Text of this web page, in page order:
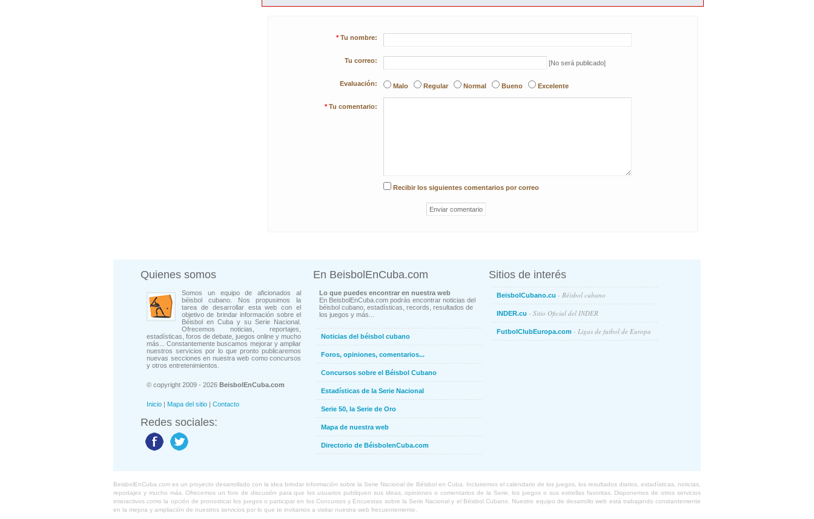
* Tu nombre:
Tu correo: [No será publicado]
Evaluación: Malo Regular Normal Bueno Excelente
* Tu comentario:
Recibir los siguientes comentarios por correo
Quienes somos
Somos un equipo de aficionados al
béisbol cubano. Nos propusimos la
tarea de desarrollar esta web con el
objetivo de brindar información sobre el
Béisbol en Cuba y su Serie Nacional.
Ofrecemos noticias, reportajes,
estadísticas, foros de debate, juegos online y mucho
más... Constantemente buscamos mejorar y ampliar
nuestros servicios por lo que pronto publicaremos
nuevas secciones en nuestra web como concursos
y otros entretenimientos.
© copyright 2009 - 2026 BeisbolEnCuba.com
Inicio | Mapa del sitio | Contacto
Redes sociales:
En BeisbolEnCuba.com
Lo que puedes encontrar en nuestra web
En BeisbolEnCuba.com podrás encontrar noticias del
béisbol cubano, estadísticas, records, resultados de
los juegos y más...
Noticias del béisbol cubano
Foros, opiniones, comentarios...
Concursos sobre el Béisbol Cubano
Estadísticas de la Serie Nacional
Serie 50, la Serie de Oro
Mapa de nuestra web
Directorio de BéisbolenCuba.com
Sitios de interés
BeisbolCubano.cu - Béisbol cubano
INDER.cu - Sitio Oficial del INDER
FutbolClubEuropa.com - Ligas de futbol de Europa
BeisbolEnCuba.com es un proyecto desarrollado con la idea brindar información sobre la Serie Nacional de Béisbol en Cuba. Incluiremos el calendario de los juegos, los resultados diarios, estadísticas, noticias,
reportajes y mucho más. Ofrecemos un foro de discusión para que los usuarios publiquen sus ideas, opiniones o comentarios de la Serie, los juegos o sus estrellas favoritas. Disponemos de otros servicios
interactivos como la opción de pronosticar los juegos o participar en los Concursos y Encuestas sobre la Serie Nacional y el Béisbol Cubano. Nuestro equipo de desarrollo web está trabajando constantemente
en la mejora y ampliación de nuestros servicios por lo que te invitamos a visitar nuestra web frecuentemente.